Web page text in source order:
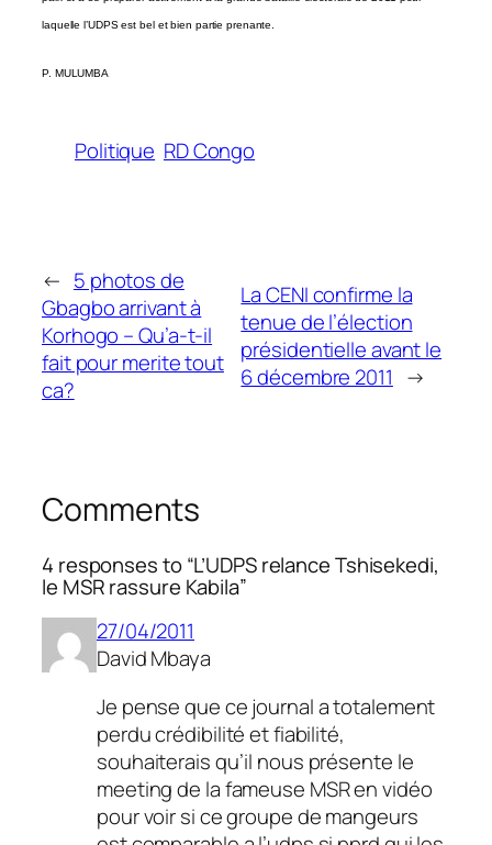
laquelle l’UDPS est bel et bien partie prenante.
P. MULUMBA
Politique RD Congo
← 5 photos de
Gbagbo arrivant à
Korhogo – Qu’a-t-il
fait pour merite tout
ca?
La CENI confirme la
tenue de l’élection
présidentielle avant le
6 décembre 2011 →
Comments
4 responses to “L’UDPS relance Tshisekedi,
le MSR rassure Kabila”
27/04/2011
David Mbaya
Je pense que ce journal a totalement
perdu crédibilité et fiabilité,
souhaiterais qu’il nous présente le
meeting de la fameuse MSR en vidéo
pour voir si ce groupe de mangeurs